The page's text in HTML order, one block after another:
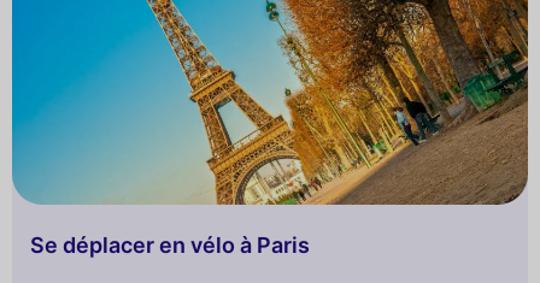
Se déplacer en vélo à Paris